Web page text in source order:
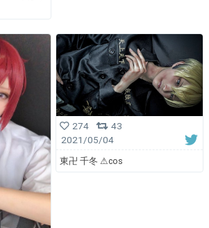
274
43
2021/05/04
東卍 千冬 ⚠︎cos